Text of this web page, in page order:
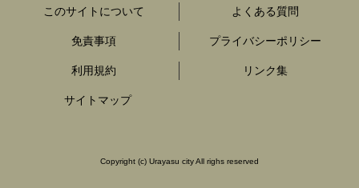
このサイトについて よくある質問
免責事項 プライバシーポリシー
利用規約 リンク集
サイトマップ
Copyright (c) Urayasu city All righs reserved